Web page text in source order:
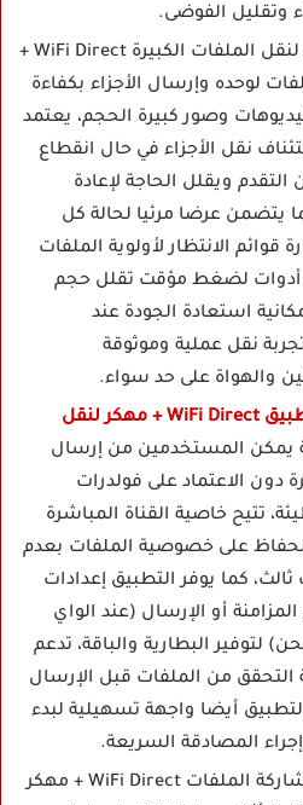
وتقليل الفوضى.
تطبيق لنقل الملفات الكبيرة WiFi Direct +
لوحده وإرسال الأجزاء بكفاءة
وصور كبيرة الحجم، يعتمد
نقل الأجزاء في حال انقطاع
ويقلل الحاجة لإعادة
يتضمن عرضا مرئيا لحالة كل
قوائم الانتظار لأولوية الملفات
أدوات لضغط مؤقت تقلل حجم
استعادة الجودة عند
نقل عملية وموثوقة
والهواة على حد سواء.
تطبيق WiFi Direct + مهكر لنقل
المستخدمين من إرسال
الاعتماد على فولدرات
تتيح خاصية القناة المباشرة
على خصوصية الملفات بعدم
كما يوفر التطبيق إعدادات
أو الإرسال (عند الواي
لتوفير البطارية والباقة، تدعم
التحقق من الملفات قبل الإرسال
أيضا واجهة تسهيلية لبدء
المصادقة السريعة.
تطبيق مشاركة الملفات WiFi Direct + مهكر